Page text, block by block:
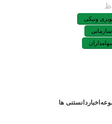
ونیکی
سازمانی
اخبار دانستنی ها